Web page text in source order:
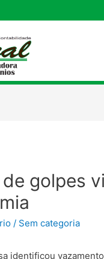
golpes
/ Sem categoria
identificou